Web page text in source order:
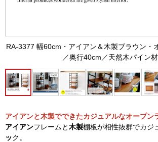
RA-3377 幅60cm・アイアン＆木製ブラウン・
／奥行40cm／天然木パイン材
アイアンと木製でできたカジュアルなオープン
アイアンフレームと木製棚板が相性抜群でカジ
ック。